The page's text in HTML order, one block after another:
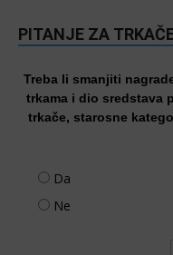
PITANJE ZA
Treba li smanjiti
trkama i dio sredstava
trkače, starosne
Da
Ne